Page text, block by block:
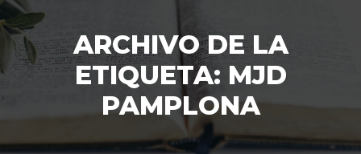
ARCHIVO DE LA
ETIQUETA: MJD
PAMPLONA